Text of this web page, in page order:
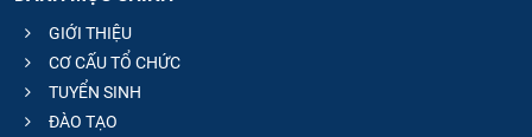
GIỚI THIỆU
CƠ CẤU TỔ CHỨC
TUYỂN SINH
ĐÀO TẠO